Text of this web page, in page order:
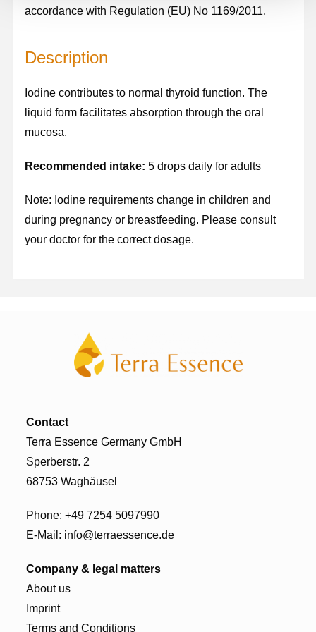
accordance with Regulation (EU) No 1169/2011.
Description
Iodine contributes to normal thyroid function. The
liquid form facilitates absorption through the oral
mucosa.
Recommended intake: 5 drops daily for adults
Note: Iodine requirements change in children and
during pregnancy or breastfeeding. Please consult
your doctor for the correct dosage.
Contact
Terra Essence Germany GmbH
Sperberstr. 2
68753 Waghäusel
Phone:+49 7254 5097990
E-Mail: info@terraessence.de
Company & legal matters
About us
Imprint
Terms and Conditions